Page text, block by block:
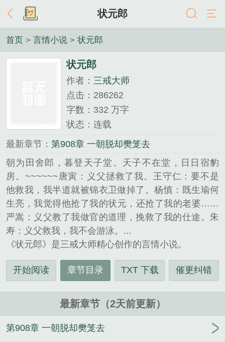
状元郎
首页 > 言情小说 > 状元郎
状元郎
作者： 三戒大师
点击：286262
字数：332 万字
状态：连载
最新章节： 第908章 一朝脱却樊笼去
朝为田舍郎，暮登天子堂。天子不在堂，日日宿豹
房。~~~~~~唐寅：义父拯救了我。王守仁：要不是
他救我，我半道就被锦衣卫做掉了。杨慎：既生瑜何
生亮，我觉得他抢了我的状元，还抢了我的老婆……
严嵩：义父教了我做官的道理，挽救了我的仕途。朱
寿：义父救我，我不会游泳。...
《状元郎》是三戒大师精心创作的言情小说。
开始阅读 章节目录 TXT 下载 催更纠错
最新章节（2天前更新）
第908章 一朝脱却樊笼去